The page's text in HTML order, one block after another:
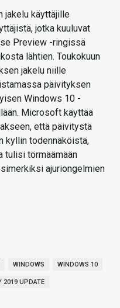
jakelu käyttäjille
jotka kuuluvat
Preview -ringissä
lähtien. Toukokuun
jakelu niille
päivityksen
Windows 10 -
Microsoft käyttää
että päivitystä
kyllin todennäköistä,
tulisi törmäämään
ajuriongelmien
WINDOWS WINDOWS 10
2019 UPDATE